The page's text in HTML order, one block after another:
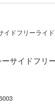
サイドフリ